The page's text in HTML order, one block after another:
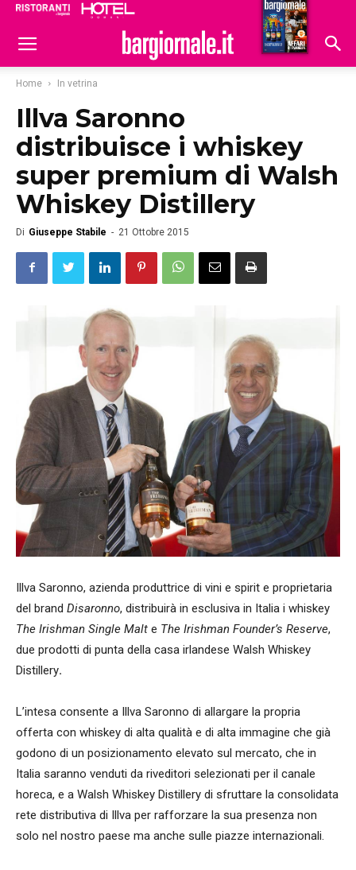
Hoteldomani
Home In vetrina
Illva Saronno
distribuisce i whiskey
super premium di Walsh
Whiskey Distillery
Di Giuseppe Stabile - 21 Ottobre 2015
Illva Saronno, azienda produttrice di vini e spirit e proprietaria
del brand Disaronno, distribuirà in esclusiva in Italia i whiskey
The Irishman Single Malt e The Irishman Founder’s Reserve,
due prodotti di punta della casa irlandese Walsh Whiskey
Distillery.
L’intesa consente a Illva Saronno di allargare la propria
offerta con whiskey di alta qualità e di alta immagine che già
godono di un posizionamento elevato sul mercato, che in
Italia saranno venduti da riveditori selezionati per il canale
horeca, e a Walsh Whiskey Distillery di sfruttare la consolidata
rete distributiva di Illva per rafforzare la sua presenza non
solo nel nostro paese ma anche sulle piazze internazionali.